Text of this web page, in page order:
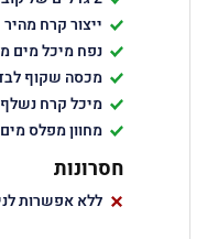
ייצור קרח מהיר
נפח מיכל מים
מכסה שקוף
מיכל קרח נשלף
מחוון מפלס מים
חסרונות
ללא אפשרות